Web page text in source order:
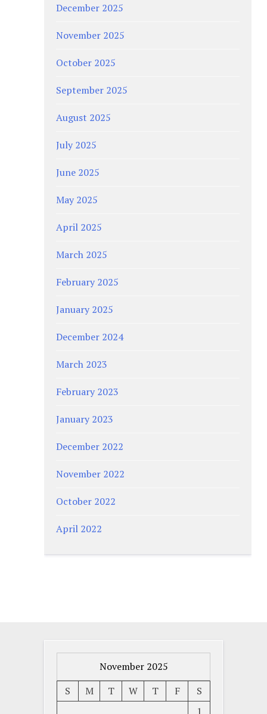
December 2025
November 2025
October 2025
September 2025
August 2025
July 2025
June 2025
May 2025
April 2025
March 2025
February 2025
January 2025
December 2024
March 2023
February 2023
January 2023
December 2022
November 2022
October 2022
April 2022
November 2025
S
M T W T F
S
1